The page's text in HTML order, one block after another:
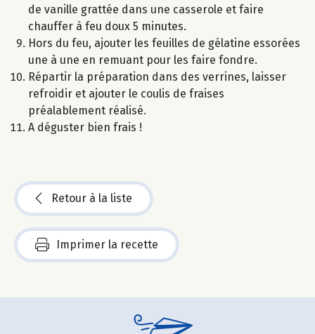
de vanille grattée dans une casserole et faire
chauffer à feu doux 5 minutes.
Hors du feu, ajouter les feuilles de gélatine essorées
une à une en remuant pour les faire fondre.
Répartir la préparation dans des verrines, laisser
refroidir et ajouter le coulis de fraises
préalablement réalisé.
A déguster bien frais !
Retour à la liste
Imprimer la recette